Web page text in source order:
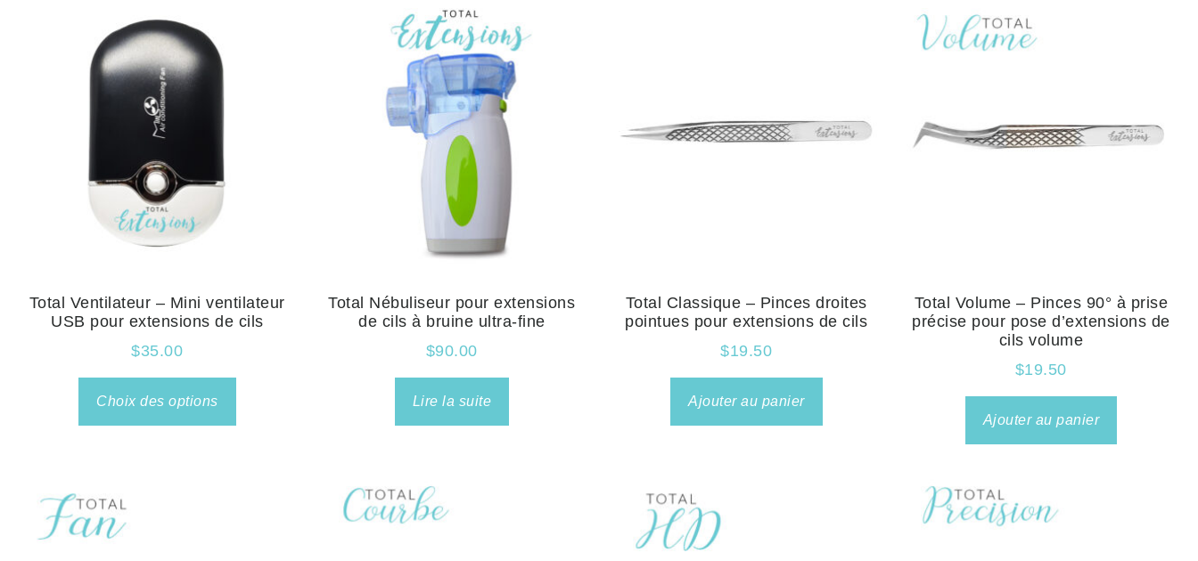
Total Ventilateur – Mini ventilateur
USB pour extensions de cils
$35.00
Choix des options
Total Nébuliseur pour extensions
de cils à bruine ultra-fine
$90.00
Lire la suite
Total Classique – Pinces droites
pointues pour extensions de cils
$19.50
Ajouter au panier
Total Volume – Pinces 90° à prise
précise pour pose d’extensions de
cils volume
$19.50
Ajouter au panier